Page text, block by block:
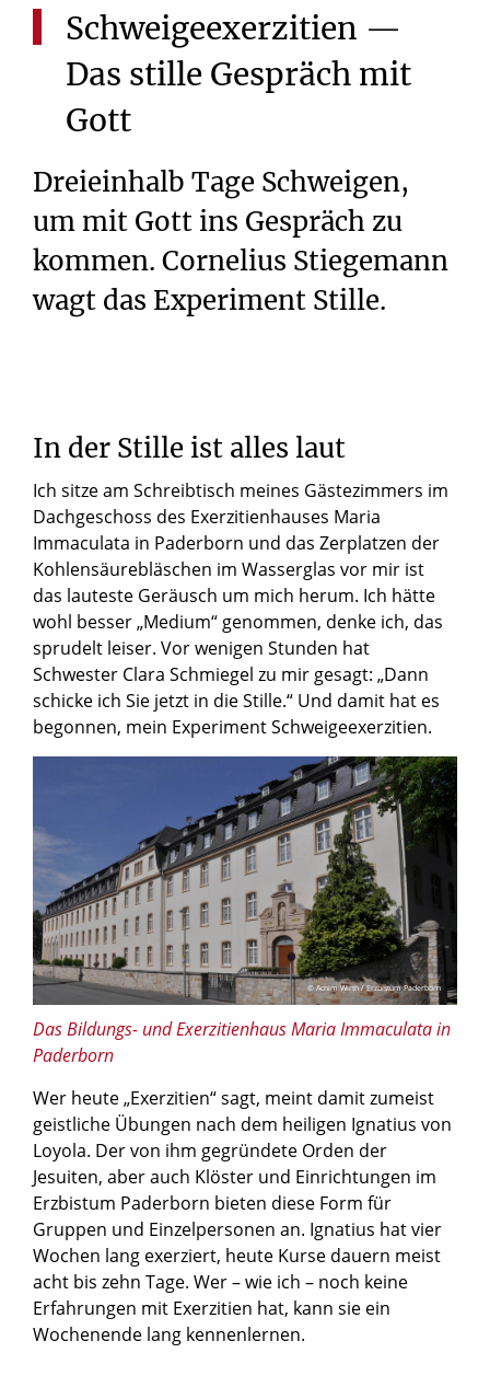
Schweigeexerzitien —
Das stille Gespräch mit
Gott
Dreieinhalb Tage Schweigen,
um mit Gott ins Gespräch zu
kommen. Cornelius Stiegemann
wagt das Experiment Stille.
In der Stille ist alles laut
Ich sitze am Schreibtisch meines Gästezimmers im
Dachgeschoss des Exerzitienhauses Maria
Immaculata in Paderborn und das Zerplatzen der
Kohlensäurebläschen im Wasserglas vor mir ist
das lauteste Geräusch um mich herum. Ich hätte
wohl besser „Medium“ genommen, denke ich, das
sprudelt leiser. Vor wenigen Stunden hat
Schwester Clara Schmiegel zu mir gesagt: „Dann
schicke ich Sie jetzt in die Stille.“ Und damit hat es
begonnen, mein Experiment Schweigeexerzitien.
© Achim Wirth / Erzbistum Paderborn
Das Bildungs- und Exerzitienhaus Maria Immaculata in
Paderborn
Wer heute „Exerzitien“ sagt, meint damit zumeist
geistliche Übungen nach dem heiligen Ignatius von
Loyola. Der von ihm gegründete Orden der
Jesuiten, aber auch Klöster und Einrichtungen im
Erzbistum Paderborn bieten diese Form für
Gruppen und Einzelpersonen an. Ignatius hat vier
Wochen lang exerziert, heute Kurse dauern meist
acht bis zehn Tage. Wer – wie ich – noch keine
Erfahrungen mit Exerzitien hat, kann sie ein
Wochenende lang kennenlernen.